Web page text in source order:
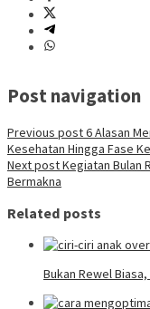
Post navigation
Previous post6 Alasan
Kesehatan Hingga Fase
Next postKegiatan Bulan
Bermakna
Related posts
Bukan Rewel